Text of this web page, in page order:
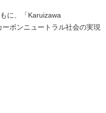
に、「Karuizawa
ボンニュートラル社会の実現